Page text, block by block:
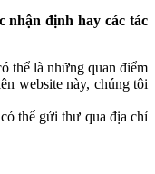
nhận định hay các tác
thể là những quan điểm
website này, chúng tôi
thể gửi thư qua địa chỉ